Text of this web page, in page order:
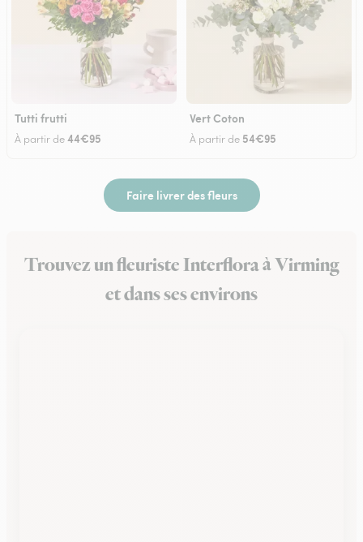
Tutti frutti
À partir de44€95
Vert Coton
À partir de 54€95
Faire livrer des fleurs
Trouvez un fleuriste Interflora à Virming
et dans ses environs